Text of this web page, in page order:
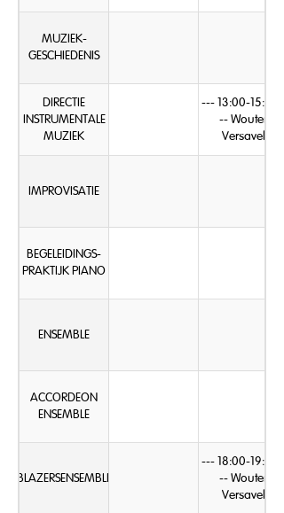
MUZIEK-
GESCHIEDENIS
DIRECTIE
INSTRUMENTALE
MUZIEK
--- 13:00-15:00 -
-- Wouter
Versavel
IMPROVISATIE
BEGELEIDINGS-
PRAKTIJK PIANO
ENSEMBLE
ACCORDEON
ENSEMBLE
BLAZERSENSEMBLE
--- 18:00-19:00 -
-- Wouter
Versavel